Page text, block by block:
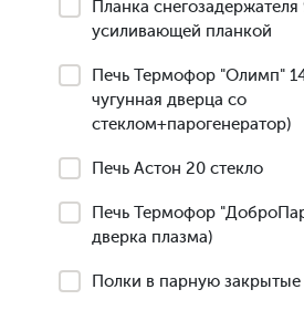
Планка снегозадержателя
усиливающей планкой
Печь Термофор "Олимп"
чугунная дверца со
стеклом+парогенератор)
Печь Астон 20 стекло
Печь Термофор
дверка плазма)
Полки в парную закрытые